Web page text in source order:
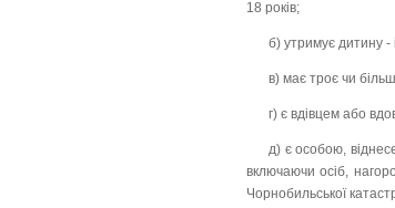
18 років;
б) утримує дитину -
в) має троє чи
г) є вдівцем або
д) є особою,
включаючи осіб,
Чорнобильської